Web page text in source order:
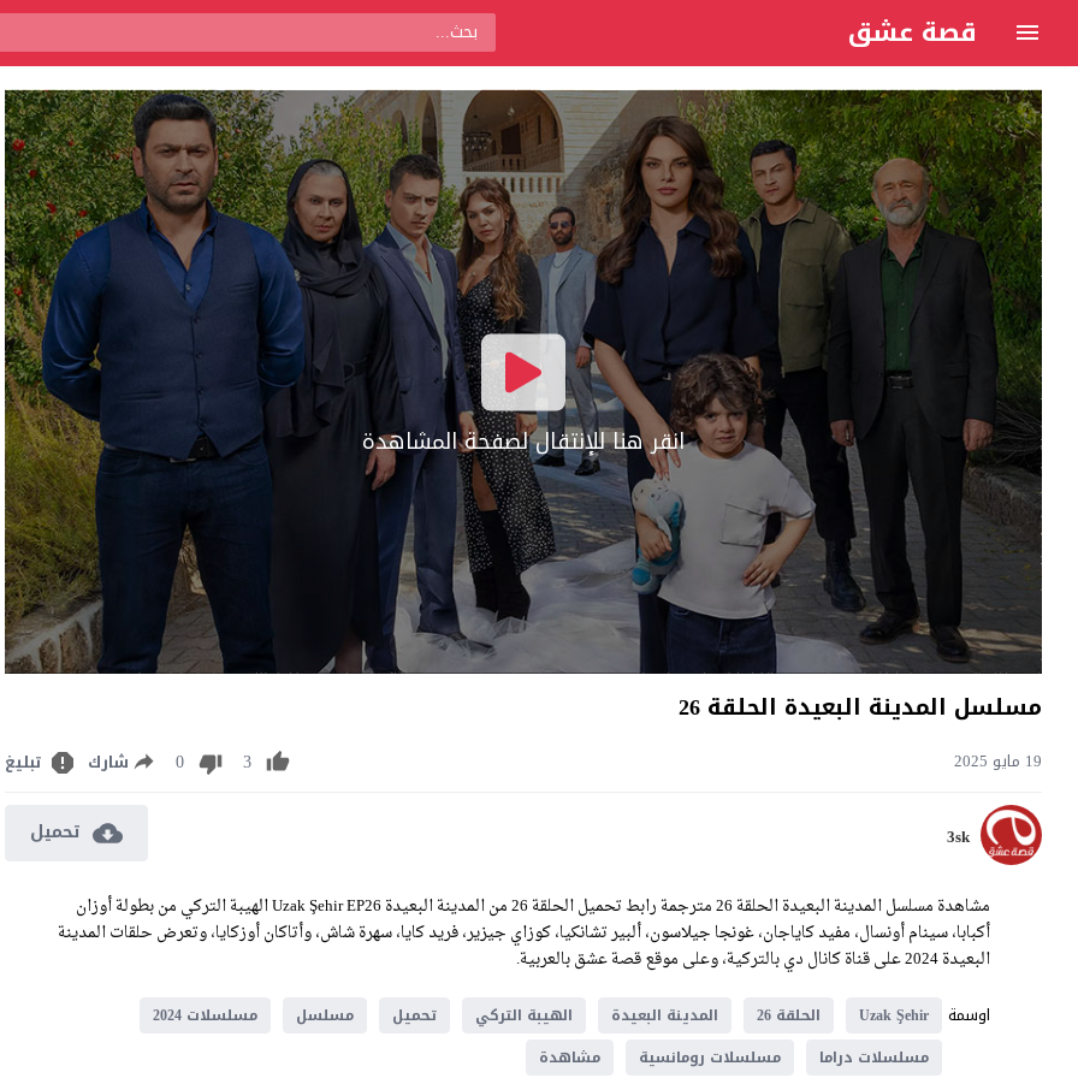
قصة عشق
انقر هنا للإنتقال لصفحة المشاهدة
مسلسل المدينة البعيدة الحلقة 26
19 مايو 2025 3
0 شارك تبليغ
3sk تحميل
مشاهدة مسلسل المدينة البعيدة الحلقة 26 مترجمة رابط تحميل الحلقة 26 من المدينة البعيدة Uzak Şehir EP26 الهيبة التركي من بطولة أوزان
أكبابا، سينام أونسال، مفيد كاياجان، غونجا جيلاسون، ألبير تشانكيا، كوزاي جيزير، فريد كايا، سهرة شاش، وأتاكان أوزكايا، وتعرض حلقات المدينة
البعيدة 2024 على قناة كانال دي بالتركية، وعلى موقع قصة عشق بالعربية.
اوسمة
Uzak Şehir الحلقة 26 المدينة البعيدة الهيبة التركي تحميل مسلسل
مسلسلات 2024
مسلسلات دراما
مسلسلات رومانسية مشاهدة